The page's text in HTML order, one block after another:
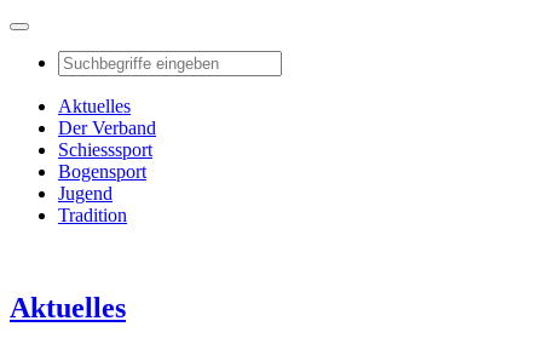
Aktuelles
Der Verband
Schiesssport
Bogensport
Jugend
Tradition
Aktuelles